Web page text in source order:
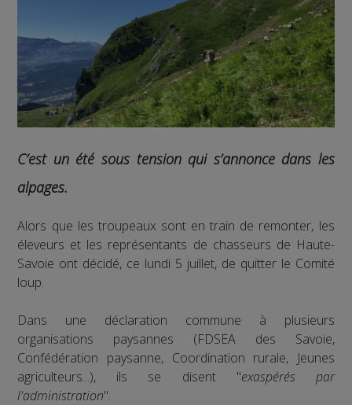
C’est un été sous tension qui s’annonce dans les
alpages.
Alors que les troupeaux sont en train de remonter, les
éleveurs et les représentants de chasseurs de Haute-
Savoie ont décidé, ce lundi 5 juillet, de quitter le Comité
loup.
Dans une déclaration commune à plusieurs
organisations paysannes (FDSEA des Savoie,
Confédération paysanne, Coordination rurale, Jeunes
agriculteurs...), ils se disent "exaspérés par
l'administration".